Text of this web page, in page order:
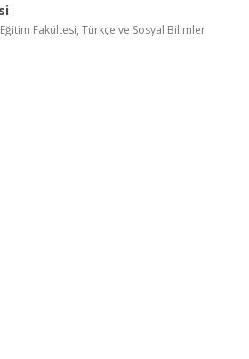
Fakültesi, Türkçe ve Sosyal Bilimler